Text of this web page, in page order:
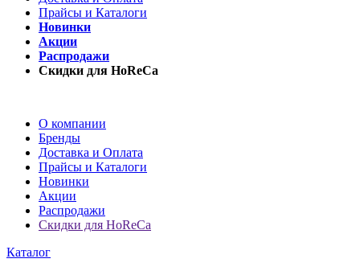
Прайсы и Каталоги
Новинки
Акции
Распродажи
Скидки для HoReCa
О компании
Бренды
Доставка и Оплата
Прайсы и Каталоги
Новинки
Акции
Распродажи
Скидки для HoReCa
Каталог